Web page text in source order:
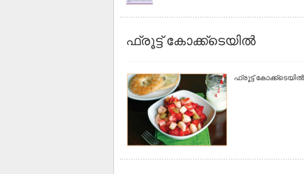
ഫ്രൂട്ട് കോക്ക്ടെയിൽ
ഫ്രൂട്ട്